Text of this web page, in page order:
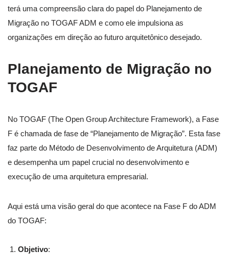
terá uma compreensão clara do papel do Planejamento de
Migração no TOGAF ADM e como ele impulsiona as
organizações em direção ao futuro arquitetônico desejado.
Planejamento de Migração no
TOGAF
No TOGAF (The Open Group Architecture Framework), a Fase
F é chamada de fase de “Planejamento de Migração”. Esta fase
faz parte do Método de Desenvolvimento de Arquitetura (ADM)
e desempenha um papel crucial no desenvolvimento e
execução de uma arquitetura empresarial.
Aqui está uma visão geral do que acontece na Fase F do ADM
do TOGAF:
Objetivo: